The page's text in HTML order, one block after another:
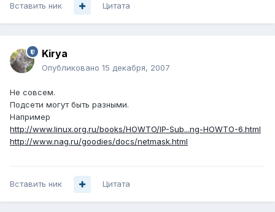
Вставить ник Цитата
Kirya
Опубликовано 15 декабря, 2007
Не совсем.
Подсети могут быть разными.
Например
http://www.linux.org.ru/books/HOWTO/IP-Sub...ng-HOWTO-6.html
http://www.nag.ru/goodies/docs/netmask.html
Вставить ник Цитата